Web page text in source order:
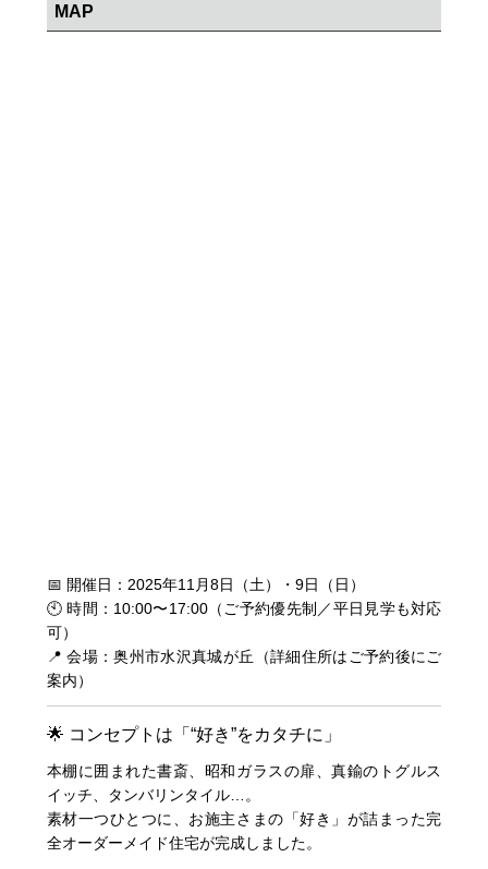
MAP
📅 開催日：2025年11月8日（土）・9日（日）
🕙 時間：10:00〜17:00（ご予約優先制／平日見学も対応
可）
📍 会場：奥州市水沢真城が丘（詳細住所はご予約後にご
案内）
🌟 コンセプトは「“好き”をカタチに」
本棚に囲まれた書斎、昭和ガラスの扉、真鍮のトグルス
イッチ、タンバリンタイル…。
素材一つひとつに、お施主さまの「好き」が詰まった完
全オーダーメイド住宅が完成しました。